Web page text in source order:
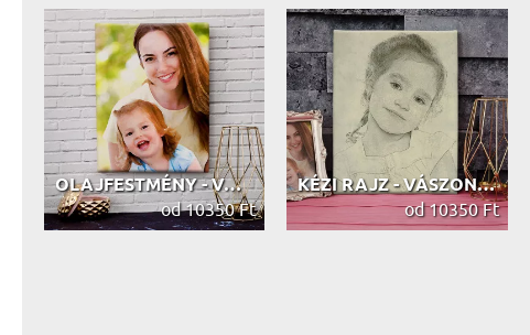
OLAJFESTMÉNY - VÁSZONKÉP
od 10350 Ft
KÉZI RAJZ - VÁSZONKÉP
od 10350 Ft